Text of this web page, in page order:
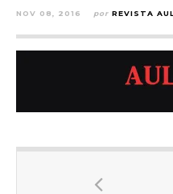
NOV 08, 2016 por REVISTA